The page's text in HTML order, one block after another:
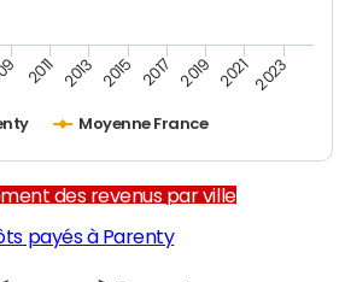
Moyenne France
2011 2013 2015 2017 2019 2021 2023
des revenus par ville
payés à Parenty